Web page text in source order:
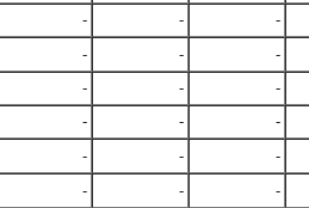
- -
-
- -
-
- -
-
- -
-
- -
-
- -
-